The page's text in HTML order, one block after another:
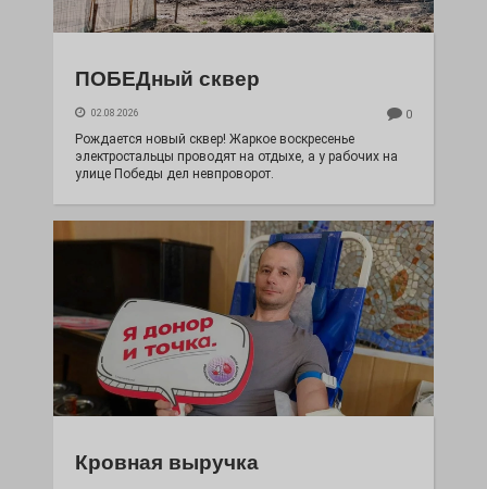
ПОБЕДный сквер
02.08.2026 0
Рождается новый сквер! Жаркое воскресенье
электростальцы проводят на отдыхе, а у рабочих на
улице Победы дел невпроворот.
Кровная выручка